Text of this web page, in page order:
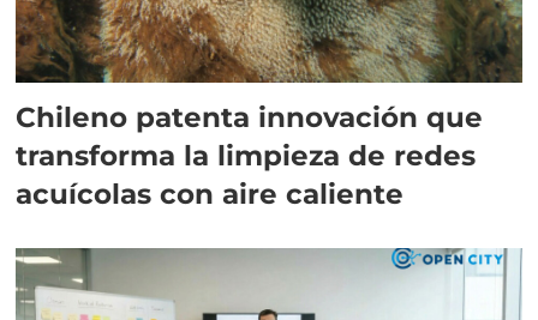
Chileno patenta innovación que
transforma la limpieza de redes
acuícolas con aire caliente